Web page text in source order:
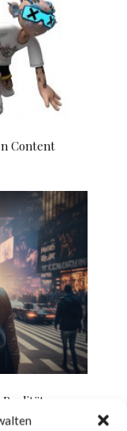
Content